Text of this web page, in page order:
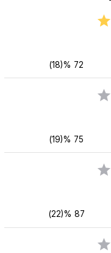
72 %(18)
75 %(19)
87 %(22)